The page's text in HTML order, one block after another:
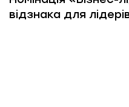
відзнака для